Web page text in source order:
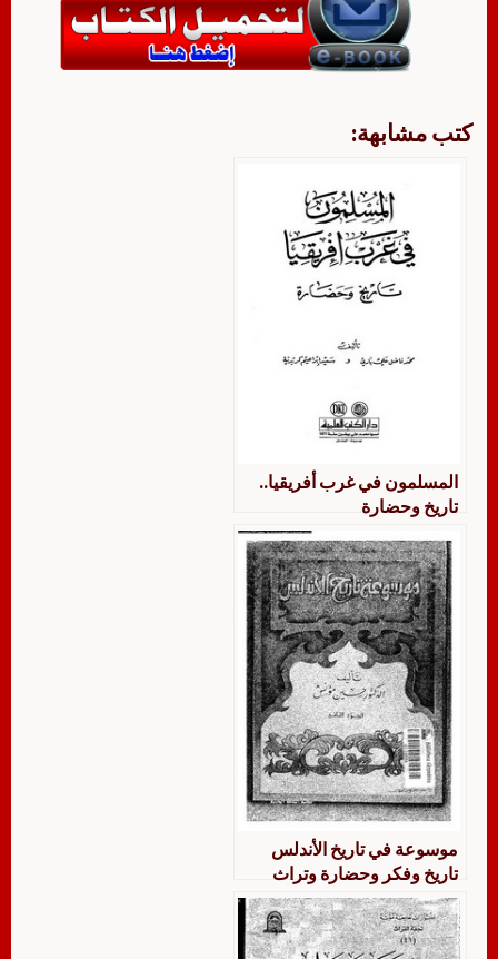
كتب مشابهة:
المسلمون في غرب أفريقيا..
تاريخ وحضارة
موسوعة في تاريخ الأندلس
تاريخ وفكر وحضارة وتراث